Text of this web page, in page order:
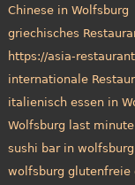
Chinese in Wolfsburg
griechisches
https://asia-
internationale
italienisch essen in
Wolfsburg last minute
sushi bar in wolfsburg
wolfsburg glutenfreie